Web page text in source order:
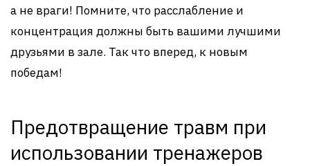
а не враги! Помните, что расслабление и
концентрация должны быть вашими лучшими
друзьями в зале. Так что вперед, к новым
победам!
Предотвращение травм при
использовании тренажеров